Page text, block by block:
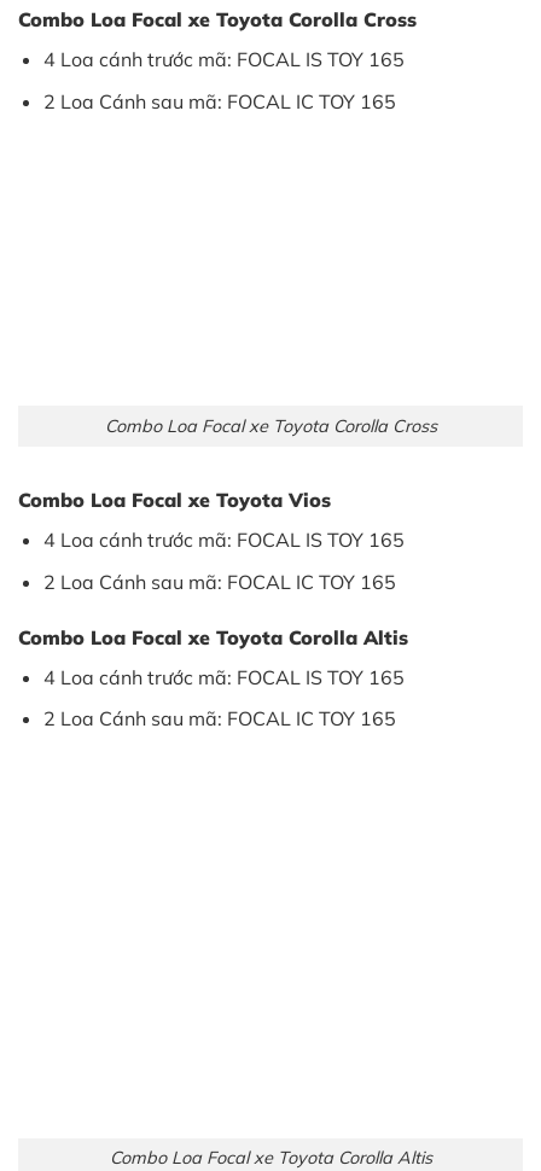
Combo Loa Focal xe Toyota Corolla Cross
4 Loa cánh trước mã: FOCAL IS TOY 165
2 Loa Cánh sau mã: FOCAL IC TOY 165
Combo Loa Focal xe Toyota Corolla Cross
Combo Loa Focal xe Toyota Vios
4 Loa cánh trước mã: FOCAL IS TOY 165
2 Loa Cánh sau mã: FOCAL IC TOY 165
Combo Loa Focal xe Toyota Corolla Altis
4 Loa cánh trước mã: FOCAL IS TOY 165
2 Loa Cánh sau mã: FOCAL IC TOY 165
Combo Loa Focal xe Toyota Corolla Altis